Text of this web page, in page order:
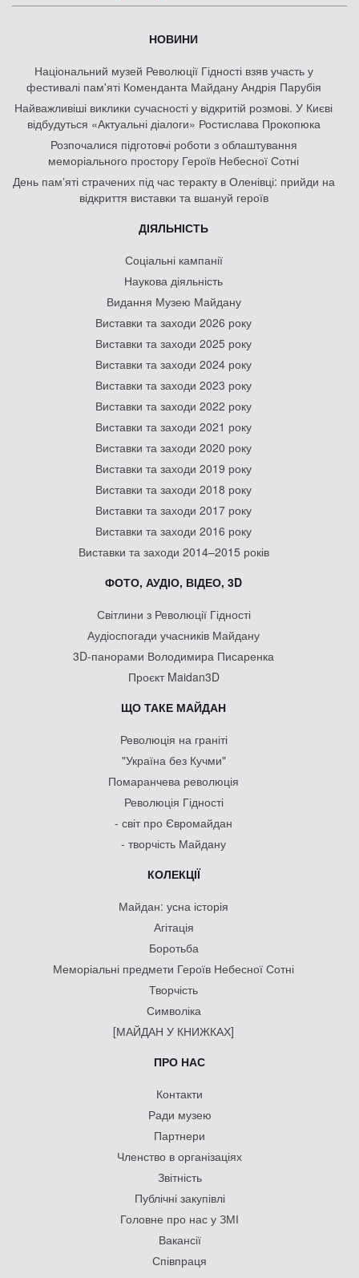
НОВИНИ
Національний музей Революції Гідності взяв участь у
фестивалі пам'яті Коменданта Майдану Андрія Парубія
Найважливіші виклики сучасності у відкритій розмові. У Києві
відбудуться «Актуальні діалоги» Ростислава Прокопюка
Розпочалися підготовчі роботи з облаштування
меморіального простору Героїв Небесної Сотні
День памʼяті страчених під час теракту в Оленівці: прийди на
відкриття виставки та вшануй героїв
ДІЯЛЬНІСТЬ
Соціальні кампанії
Наукова діяльність
Видання Музею Майдану
Виставки та заходи 2026 року
Виставки та заходи 2025 року
Виставки та заходи 2024 року
Виставки та заходи 2023 року
Виставки та заходи 2022 року
Виставки та заходи 2021 року
Виставки та заходи 2020 року
Виставки та заходи 2019 року
Виставки та заходи 2018 року
Виставки та заходи 2017 року
Виставки та заходи 2016 року
Виставки та заходи 2014–2015 років
ФОТО, АУДІО, ВІДЕО, 3D
Світлини з Революції Гідності
Аудіоспогади учасників Майдану
3D-панорами Володимира Писаренка
Проєкт Maidan3D
ЩО ТАКЕ МАЙДАН
Революція на граніті
"Україна без Кучми"
Помаранчева революція
Революція Гідності
- світ про Євромайдан
- творчість Майдану
КОЛЕКЦІЇ
Майдан: усна історія
Агітація
Боротьба
Меморіальні предмети Героїв Небесної Сотні
Творчість
Символіка
[МАЙДАН У КНИЖКАХ]
ПРО НАС
Контакти
Ради музею
Партнери
Членство в організаціях
Звітність
Публічні закупівлі
Головне про нас у ЗМІ
Вакансії
Співпраця